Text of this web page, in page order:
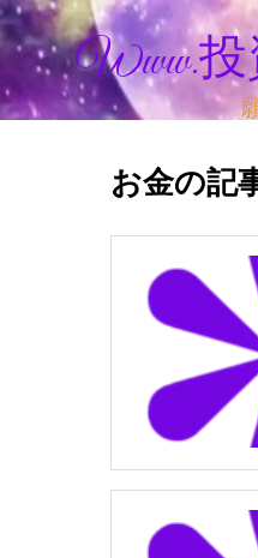
Www.投
お金の記